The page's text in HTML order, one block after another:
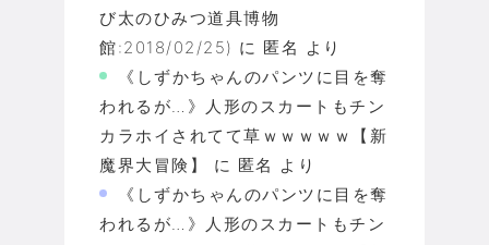
び太のひみつ道具博物
館:2018/02/25) に 匿名 より
《しずかちゃんのパンツに目を奪
われるが…》人形のスカートもチン
カラホイされてて草ｗｗｗｗｗ【新
魔界大冒険】
に 匿名 より
《しずかちゃんのパンツに目を奪
われるが…》人形のスカートもチン